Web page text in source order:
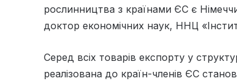
рослинництва з країнами ЄС є
доктор економічних наук, ННЦ
Серед всіх товарів експорту у
реалізована до країн-членів ЄС